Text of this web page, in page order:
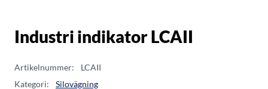
Industri indikator LCAII
Artikelnummer:
LCAII
Kategori:
Silovägning